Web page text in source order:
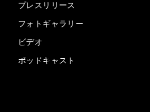
プレスリリース
フォトギャラリー
ビデオ
ポッドキャスト